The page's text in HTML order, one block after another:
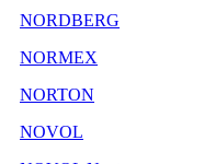
NORDBERG
NORMEX
NORTON
NOVOL